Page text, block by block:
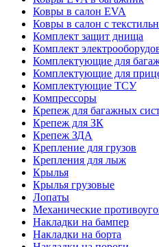
Ковры в салон EVA
Ковры в салон с
Комплект защит днища
Комплект
Комплектующие для
Комплектующие для
Комплектующие ТСУ
Компрессоры
Крепеж для багажных
Крепеж для ЗК
Крепеж ЗДА
Крепление для грузов
Крепления для лыж
Крылья
Крылья грузовые
Лопаты
Механические
Накладки на бампер
Накладки на борта